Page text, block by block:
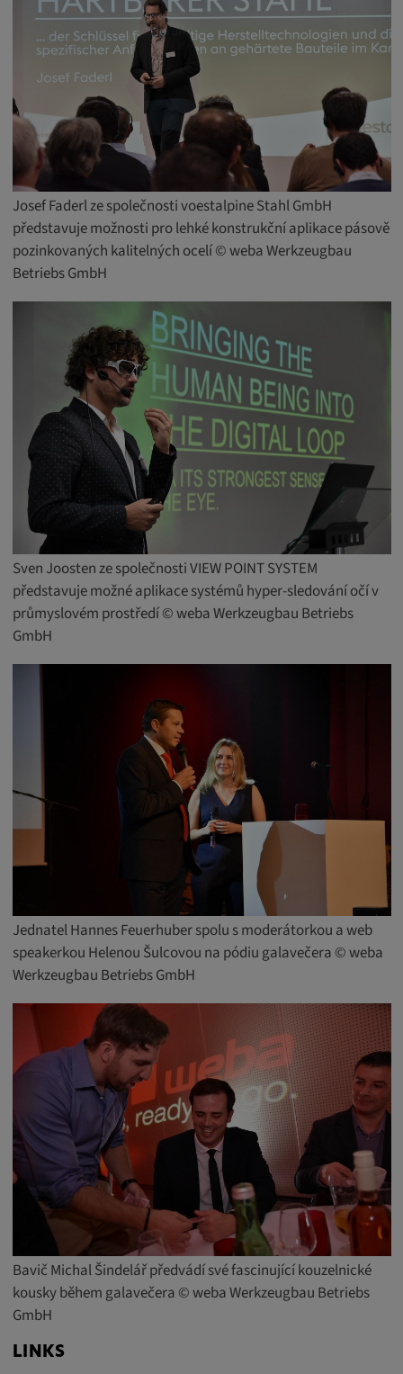
Josef Faderl ze společnosti voestalpine Stahl GmbH
představuje možnosti pro lehké konstrukční aplikace pásově
pozinkovaných kalitelných ocelí © weba Werkzeugbau
Betriebs GmbH
Sven Joosten ze společnosti VIEW POINT SYSTEM
představuje možné aplikace systémů hyper-sledování očí v
průmyslovém prostředí © weba Werkzeugbau Betriebs
GmbH
Jednatel Hannes Feuerhuber spolu s moderátorkou a web
speakerkou Helenou Šulcovou na pódiu galavečera © weba
Werkzeugbau Betriebs GmbH
Bavič Michal Šindelář předvádí své fascinující kouzelnické
kousky během galavečera © weba Werkzeugbau Betriebs
GmbH
LINKS